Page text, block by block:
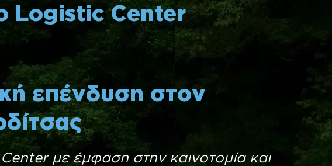
Logistic Center
επένδυση στον
με έμφαση στην καινοτομία και